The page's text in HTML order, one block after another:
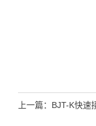
上一篇： BJT-K快速